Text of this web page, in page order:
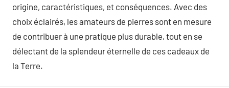
origine, caractéristiques, et conséquences. Avec des
choix éclairés, les amateurs de pierres sont en mesure
de contribuer à une pratique plus durable, tout en se
délectant de la splendeur éternelle de ces cadeaux de
la Terre.